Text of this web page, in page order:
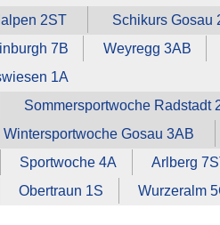
2ST Schikurs Gosau
7B Weyregg 3AB
1A
Sommersportwoche Radstadt
Wintersportwoche Gosau 3AB
Sportwoche 4A Arlberg
Obertraun 1S Wurzeralm